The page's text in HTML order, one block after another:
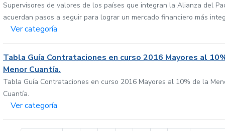
Supervisores de valores de los países que integran la Alianza del
acuerdan pasos a seguir para lograr un mercado financiero más
Ver categoría
Tabla Guía Contrataciones en curso 2016 Mayores al
Menor Cuantía.
Tabla Guía Contrataciones en curso 2016 Mayores al 10% de la
Cuantía.
Ver categoría